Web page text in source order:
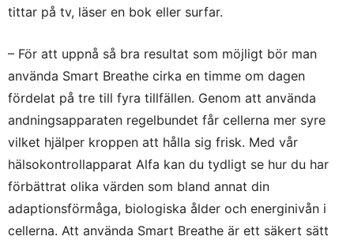
tittar på tv, läser en bok eller surfar.
– För att uppnå så bra resultat som möjligt bör man
använda Smart Breathe cirka en timme om dagen
fördelat på tre till fyra tillfällen. Genom att använda
andningsapparaten regelbundet får cellerna mer syre
vilket hjälper kroppen att hålla sig frisk. Med vår
hälsokontrollapparat Alfa kan du tydligt se hur du har
förbättrat olika värden som bland annat din
adaptionsförmåga, biologiska ålder och energinivån i
cellerna. Att använda Smart Breathe är ett säkert sätt